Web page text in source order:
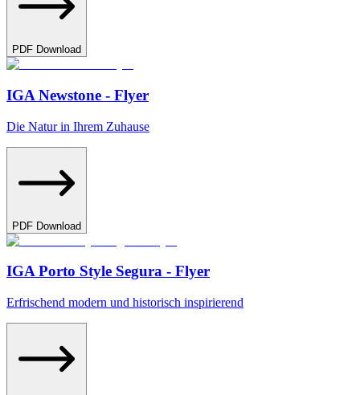
PDF Download
IGA Newstone - Flyer
Die Natur in Ihrem Zuhause
PDF Download
IGA Porto Style Segura - Flyer
Erfrischend modern und historisch inspirierend